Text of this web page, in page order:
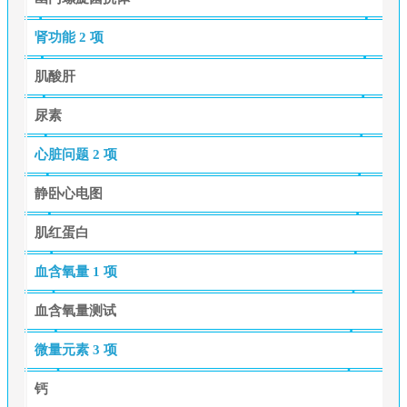
肾功能 2 项
肌酸肝
尿素
心脏问题 2 项
静卧心电图
肌红蛋白
血含氧量 1 项
血含氧量测试
微量元素 3 项
钙